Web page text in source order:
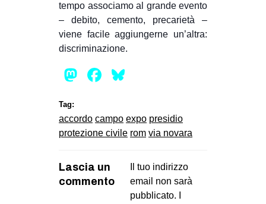
tempo associamo al grande evento
– debito, cemento, precarietà –
viene facile aggiungerne un’altra:
discriminazione.
Mastodon
Facebook
Tag:
accordo campo expo presidio
protezione civile rom via novara
Lascia un
commento
Il tuo indirizzo
email non sarà
pubblicato.